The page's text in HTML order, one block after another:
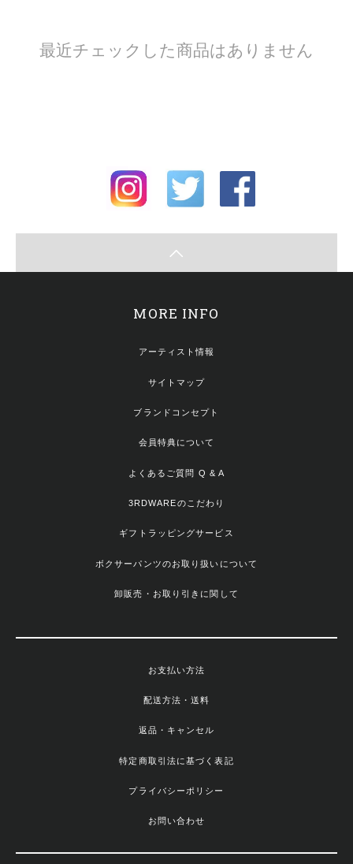
最近チェックした商品はありません
MORE INFO
アーティスト情報
サイトマップ
ブランドコンセプト
会員特典について
よくあるご質問 Q & A
3RDWAREのこだわり
ギフトラッピングサービス
ボクサーパンツのお取り扱いについて
卸販売・お取り引きに関して
お支払い方法
配送方法・送料
返品・キャンセル
特定商取引法に基づく表記
プライバシーポリシー
お問い合わせ